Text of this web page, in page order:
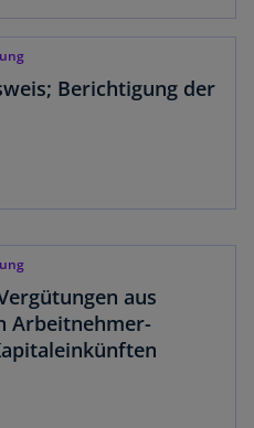
Berichtigung der
aus
Arbeitnehmer-